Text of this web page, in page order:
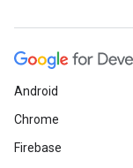
Android
Chrome
Firebase